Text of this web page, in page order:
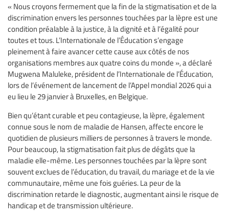
« Nous croyons fermement que la fin de la stigmatisation et de la
discrimination envers les personnes touchées par la lèpre est une
condition préalable à la justice, à la dignité et à l’égalité pour
toutes et tous. L’Internationale de l’Éducation s’engage
pleinement à faire avancer cette cause aux côtés de nos
organisations membres aux quatre coins du monde », a déclaré
Mugwena Maluleke, président de l’Internationale de l’Éducation,
lors de l’événement de lancement de l’Appel mondial 2026 qui a
eu lieu le 29 janvier à Bruxelles, en Belgique.
Bien qu’étant curable et peu contagieuse, la lèpre, également
connue sous le nom de maladie de Hansen, affecte encore le
quotidien de plusieurs milliers de personnes à travers le monde.
Pour beaucoup, la stigmatisation fait plus de dégâts que la
maladie elle-même. Les personnes touchées par la lèpre sont
souvent exclues de l’éducation, du travail, du mariage et de la vie
communautaire, même une fois guéries. La peur de la
discrimination retarde le diagnostic, augmentant ainsi le risque de
handicap et de transmission ultérieure.